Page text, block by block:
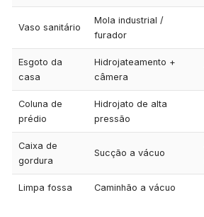
Vaso sanitário
Mola industrial /
furador
Esgoto da
casa
Hidrojateamento +
câmera
Coluna de
prédio
Hidrojato de alta
pressão
Caixa de
gordura
Sucção a vácuo
Limpa fossa Caminhão a vácuo